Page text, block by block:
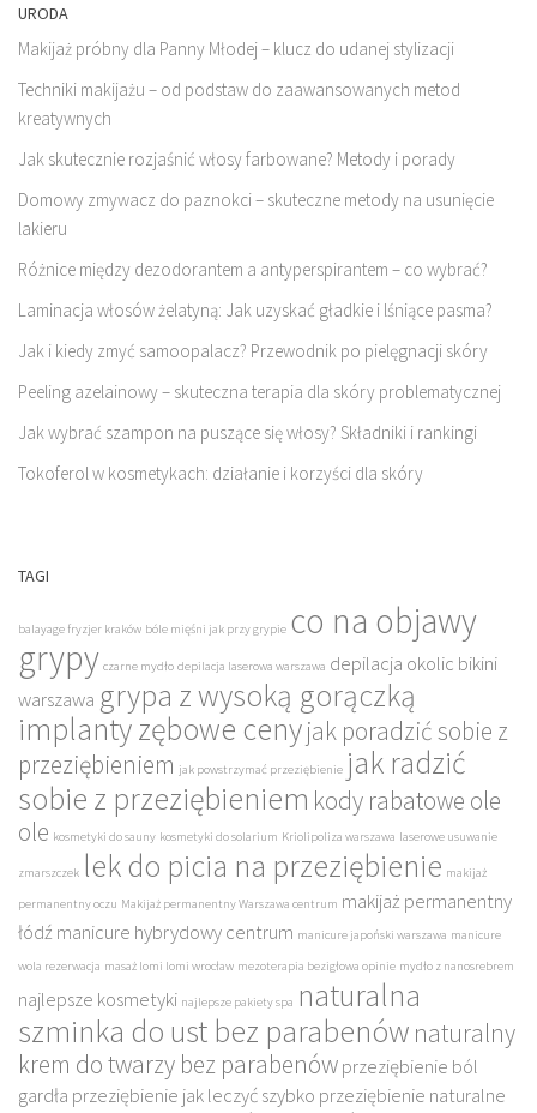
URODA
Makijaż próbny dla Panny Młodej – klucz do udanej stylizacji
Techniki makijażu – od podstaw do zaawansowanych metod
kreatywnych
Jak skutecznie rozjaśnić włosy farbowane? Metody i porady
Domowy zmywacz do paznokci – skuteczne metody na usunięcie
lakieru
Różnice między dezodorantem a antyperspirantem – co wybrać?
Laminacja włosów żelatyną: Jak uzyskać gładkie i lśniące pasma?
Jak i kiedy zmyć samoopalacz? Przewodnik po pielęgnacji skóry
Peeling azelainowy – skuteczna terapia dla skóry problematycznej
Jak wybrać szampon na puszące się włosy? Składniki i rankingi
Tokoferol w kosmetykach: działanie i korzyści dla skóry
TAGI
balayage fryzjer kraków bóle mięśni jak przy grypie co na objawy
grypy czarne mydło depilacja laserowa warszawa depilacja okolic bikini
warszawa grypa z wysoką gorączką
implanty zębowe cenyjak poradzić sobie z
przeziębieniem jak powstrzymać przeziębienie jak radzić
sobie z przeziębieniem kody rabatowe ole
ole kosmetyki do sauny kosmetyki do solarium Kriolipoliza warszawa laserowe usuwanie
zmarszczek lek do picia na przeziębienie makijaż
permanentny oczu Makijaż permanentny Warszawa centrum makijaż permanentny
łódź manicure hybrydowy centrum manicure japoński warszawa manicure
wola rezerwacja masaż lomi lomi wrocław mezoterapia bezigłowa opinie mydło z nanosrebrem
najlepsze kosmetyki najlepsze pakiety spa naturalna
szminka do ust bez parabenów naturalny
krem do twarzy bez parabenówprzeziębienie ból
gardła przeziębienie jak leczyć szybko przeziębienie naturalne